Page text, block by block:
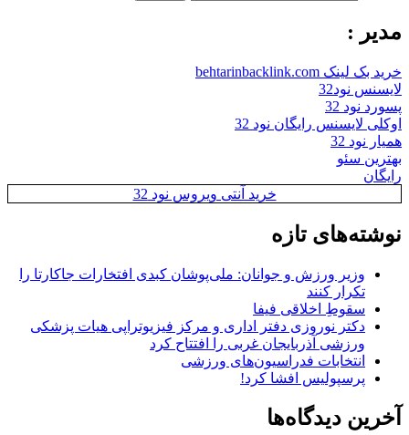
مدیر :
خرید بک لینک behtarinbacklink.com
لایسنس نود32
پسورد نود 32
اوکلی لایسنس رایگان نود 32
همیار نود 32
بهترین سئو
رایگان
خرید آنتی ویروس نود 32
نوشته‌های تازه
وزیر ورزش و جوانان: ملی‌پوشان کبدی افتخارات جاکارتا را
تکرار کنند
سقوطِ اخلاقی فیفا
دکتر نوروزی دفتر اداری و مرکز فیزیوتراپی هیات پزشکی
ورزشی آذربایجان غربی را افتتاح کرد
انتخابات فدراسیون‌های ورزشی
پرسپولیس افشا کرد!
آخرین دیدگاه‌ها